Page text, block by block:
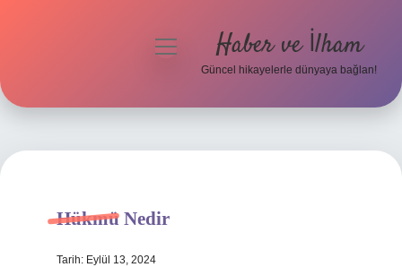
Hakkımızda
menüyü
Haber ve İlham
Güncel hikayelerle dünyaya bağlan!
Hükmü Nedir
Tarih: Eylül 13, 2024